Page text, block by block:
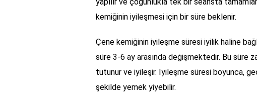
kemiğinin iyileşmesi için bir süre beklenir.
Çene kemiğinin iyileşme süresi iyilik haline
süre 3-6 ay arasında değişmektedir. Bu süre
tutunur ve iyileşir. İyileşme süresi boyunca,
şekilde yemek yiyebilir.